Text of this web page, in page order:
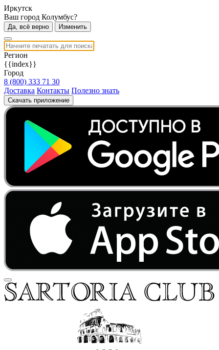
Иркутск
Ваш город Колумбус?
Да, всё верно Изменить
Регион
{{index}}
Город
8 (800) 333 71 30
Доставка Контакты Полезно знать
Скачать приложение